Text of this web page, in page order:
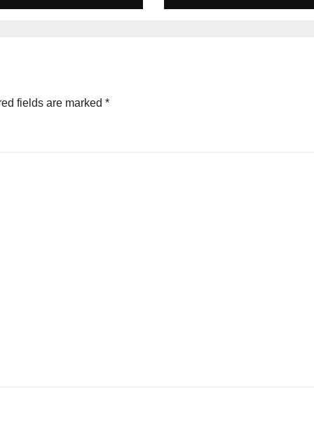
fields are marked *